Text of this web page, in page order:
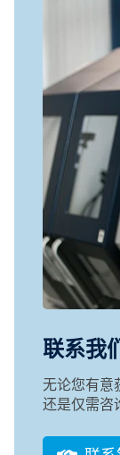
联系我
无论您有意
还是仅需咨